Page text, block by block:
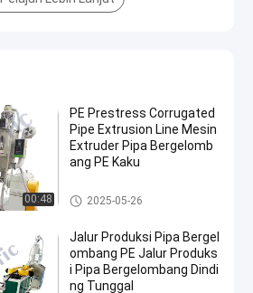
00:48
PE Prestress Corrugated
Pipe Extrusion Line Mesin
Extruder Pipa Bergelomb
ang PE Kaku
Jalur Produksi Pipa Bergelomb
ang PE
2025-05-26
Jalur Produksi Pipa Bergel
ombang PE Jalur Produks
i Pipa Bergelombang Dindi
ng Tunggal